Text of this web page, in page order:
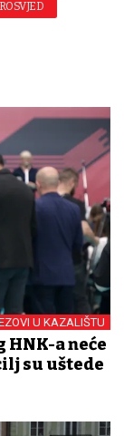
U KAZALIŠTU
a neće
su uštede